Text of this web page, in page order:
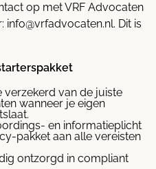
op met VRF Advocaten
Dit is
verzekerd van de juiste
wanneer je eigen
en informatieplicht
pakket aan alle vereisten
ontzorgd in compliant